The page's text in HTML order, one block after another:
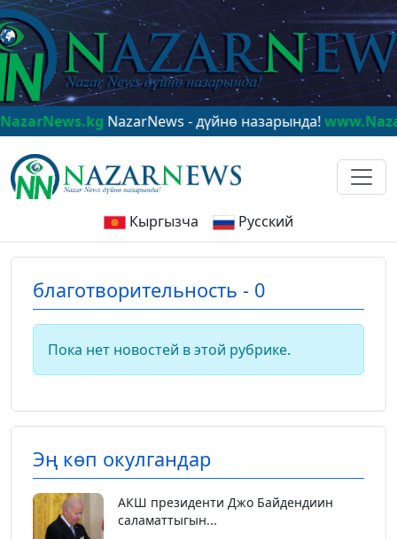
NazarNews - дүйнө назарында!
Кыргызча Русский
благотворительность - 0
Пока нет новостей в этой рубрике.
Эң көп окулгандар
АКШ президенти Джо Байдендиин
саламаттыгын...